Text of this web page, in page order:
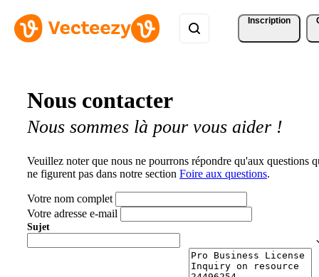
Inscription
Nous contacter
Nous sommes là pour vous aider !
Veuillez noter que nous ne pourrons répondre qu'aux questions
ne figurent pas dans notre section Foire aux questions.
Votre nom complet
Votre adresse e-mail
Sujet